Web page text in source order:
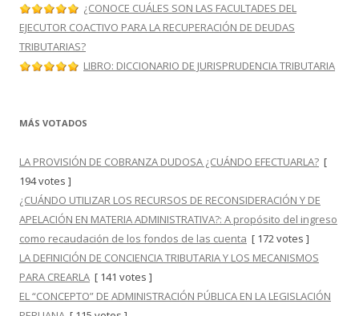
¿CONOCE CUÁLES SON LAS FACULTADES DEL
EJECUTOR COACTIVO PARA LA RECUPERACIÓN DE DEUDAS
TRIBUTARIAS?
LIBRO: DICCIONARIO DE JURISPRUDENCIA TRIBUTARIA
MÁS VOTADOS
LA PROVISIÓN DE COBRANZA DUDOSA ¿CUÁNDO EFECTUARLA? [
194 votes ]
¿CUÁNDO UTILIZAR LOS RECURSOS DE RECONSIDERACIÓN Y DE
APELACIÓN EN MATERIA ADMINISTRATIVA?: A propósito del ingreso
como recaudación de los fondos de las cuenta [ 172 votes ]
LA DEFINICIÓN DE CONCIENCIA TRIBUTARIA Y LOS MECANISMOS
PARA CREARLA [ 141 votes ]
EL “CONCEPTO” DE ADMINISTRACIÓN PÚBLICA EN LA LEGISLACIÓN